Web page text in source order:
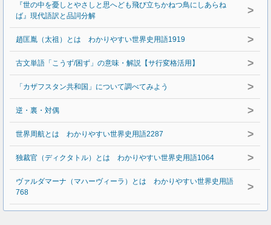
『世の中を憂しとやさしと思へども飛び立ちかねつ鳥にしあらね
ば』現代語訳と品詞分解
>
趙匡胤（太祖）とは わかりやすい世界史用語1919 >
古文単語「こうず/困ず」の意味・解説【サ行変格活用】 >
「カザフスタン共和国」について調べてみよう >
逆・裏・対偶 >
世界周航とは わかりやすい世界史用語2287 >
独裁官（ディクタトル）とは わかりやすい世界史用語1064 >
ヴァルダマーナ（マハーヴィーラ）とは わかりやすい世界史用語
768
>